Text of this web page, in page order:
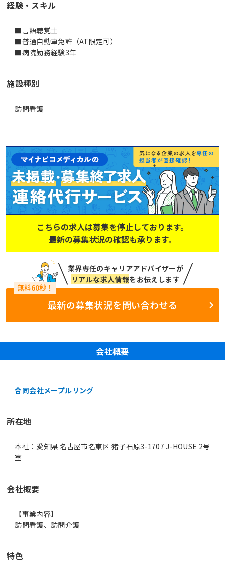
経験・スキル
■言語聴覚士
■普通自動車免許（AT限定可）
■病院勤務経験3年
施設種別
訪問看護
こちらの求人は募集を停止しております。
最新の募集状況の確認も承ります。
業界専任のキャリアアドバイザーが
リアルな求人情報をお伝えします
最新の募集状況を問い合わせる
会社概要
合同会社メープルリング
所在地
本社：愛知県 名古屋市名東区 猪子石原3-1707 J-HOUSE 2号
室
会社概要
【事業内容】
訪問看護、訪問介護
特色